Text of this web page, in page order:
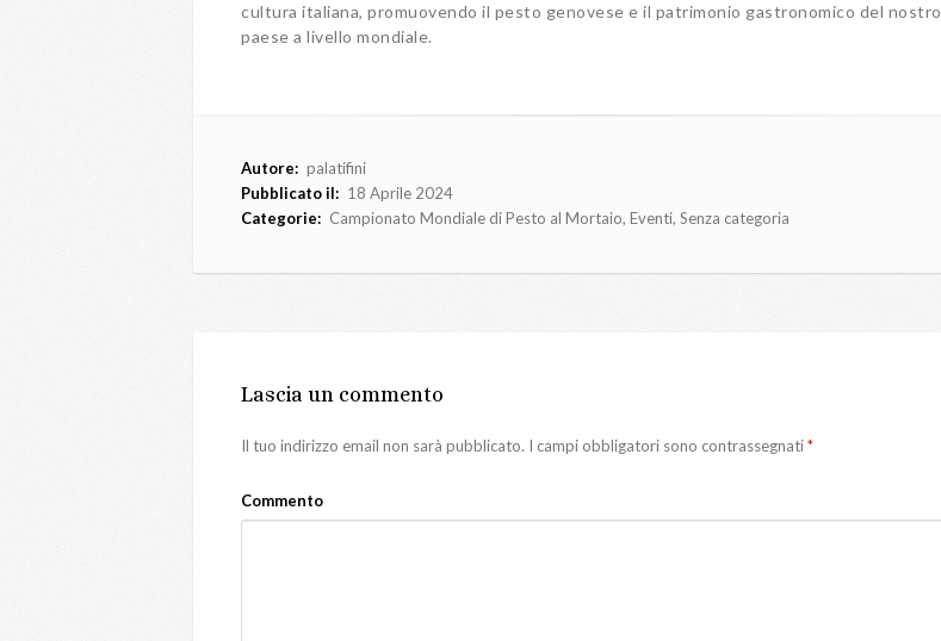
cultura italiana, promuovendo il pesto genovese e il patrimonio gastronomico del nostro
paese a livello mondiale.
Autore: palatifini
Pubblicato il: 18 Aprile 2024
Categorie: Campionato Mondiale di Pesto al Mortaio, Eventi, Senza categoria
Lascia un commento
Il tuo indirizzo email non sarà pubblicato. I campi obbligatori sono contrassegnati*
Commento